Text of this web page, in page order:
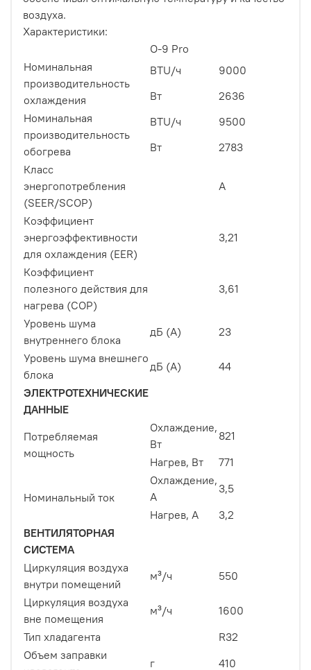
воздуха.
Характеристики:
O-9 Pro
Номинальная
производительность
охлаждения
BTU/ч
9000
Вт
2636
Номинальная
производительность
обогрева
BTU/ч
9500
Вт
2783
Класс
энергопотребления
(SEER/SCOP)
A
Коэффициент
энергоэффективности
для охлаждения (EER)
3,21
Коэффициент
полезного действия для
нагрева (COP)
3,61
Уровень шума
внутреннего блока
дБ (A)
23
Уровень шума внешнего
блока
дБ (A)
44
ЭЛЕКТРОТЕХНИЧЕСКИЕ
ДАННЫЕ
Потребляемая
мощность
Охлаждение,
Вт
821
Нагрев, Вт
771
Номинальный ток
Охлаждение,
A
3,5
Нагрев, A
3,2
ВЕНТИЛЯТОРНАЯ
СИСТЕМА
Циркуляция воздуха
внутри помещений
м³/ч
550
Циркуляция воздуха
вне помещения
м³/ч
1600
Тип хладагента
R32
Объем заправки
г
410